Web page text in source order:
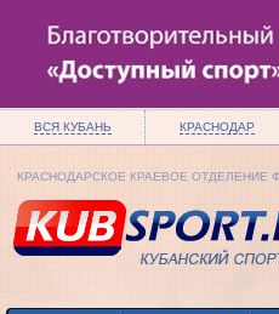
ВСЯ КУБАНЬ КРАСНОДАР
КРАСНОДАРСКОЕ КРАЕВОЕ ОТДЕЛЕНИЕ